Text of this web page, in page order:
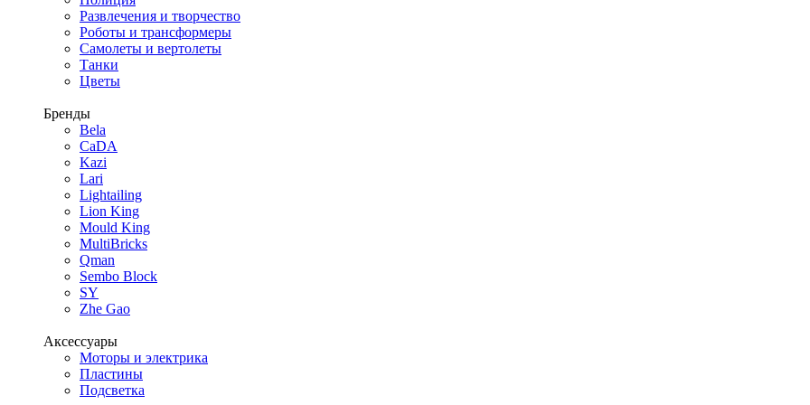
Развлечения и творчество
Роботы и трансформеры
Самолеты и вертолеты
Танки
Цветы
Бренды
Bela
CaDA
Kazi
Lari
Lightailing
Lion King
Mould King
MultiBricks
Qman
Sembo Block
SY
Zhe Gao
Аксессуары
Моторы и электрика
Пластины
Подсветка